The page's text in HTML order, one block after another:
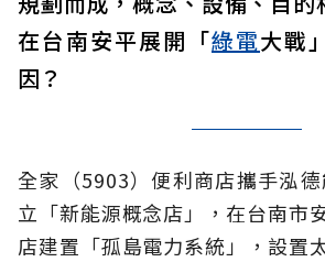
在台南安平展開「綠電大戰
因？
全家（5903）便利商店攜手泓
立「新能源概念店」，在台南市
店建置「孤島電力系統」，設置